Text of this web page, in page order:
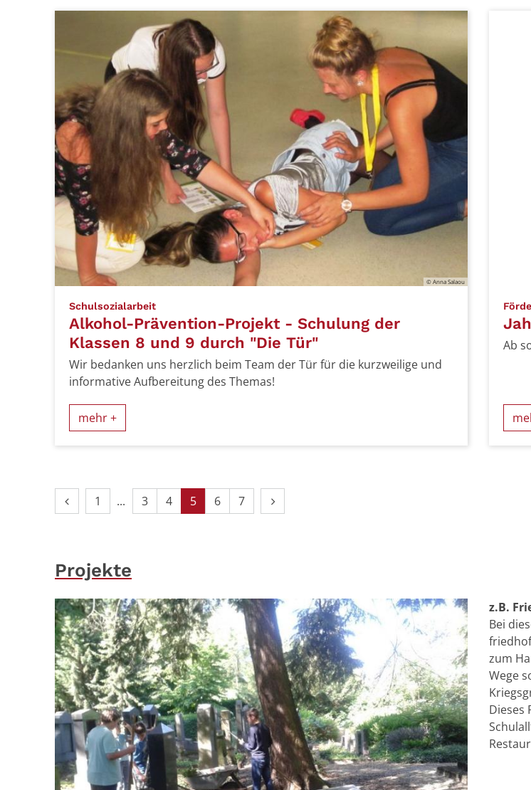
© Anna Salaou
Schulsozialarbeit:
Alkohol-Prävention-Projekt - Schulung der
Klassen 8 und 9 durch "Die Tür"
Wir bedanken uns herzlich beim Team der Tür für die kurzweilige und
informative Aufbereitung des Themas!
mehr +
Ab
Vorherige Seite
Erste Seite
1 3 4 5 6 7 Nächste Seite
Projekte
z.B.
Bei
zum
Wege
Dieses